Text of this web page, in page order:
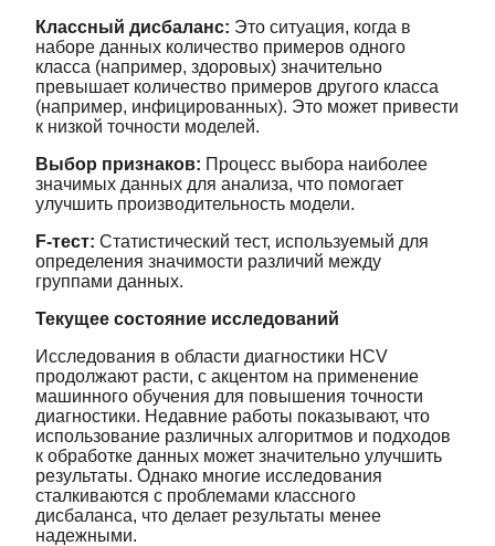
Классный дисбаланс: Это ситуация, когда в
наборе данных количество примеров одного
класса (например, здоровых) значительно
превышает количество примеров другого класса
(например, инфицированных). Это может привести
к низкой точности моделей.
Выбор признаков: Процесс выбора наиболее
значимых данных для анализа, что помогает
улучшить производительность модели.
F-тест: Статистический тест, используемый для
определения значимости различий между
группами данных.
Текущее состояние исследований
Исследования в области диагностики HCV
продолжают расти, с акцентом на применение
машинного обучения для повышения точности
диагностики. Недавние работы показывают, что
использование различных алгоритмов и подходов
к обработке данных может значительно улучшить
результаты. Однако многие исследования
сталкиваются с проблемами классного
дисбаланса, что делает результаты менее
надежными.